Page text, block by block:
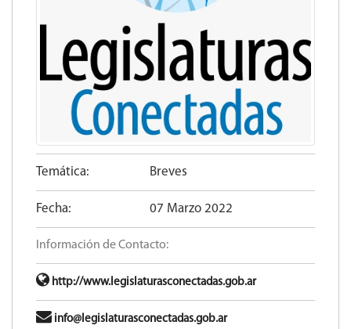
Temática: Breves
Fecha: 07 Marzo 2022
Información de Contacto:
http://www.legislaturasconectadas.gob.ar
info@legislaturasconectadas.gob.ar